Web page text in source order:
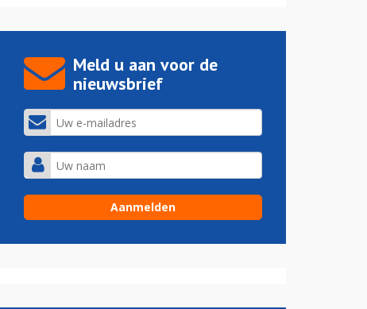
Meld u aan voor de
nieuwsbrief